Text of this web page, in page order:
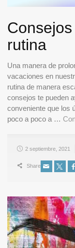
rutina
Una manera de
vacaciones en
rutina de manera
consejos te pueden
conveniente que los
poco a poco a …
2 septiembre, 2021
Share